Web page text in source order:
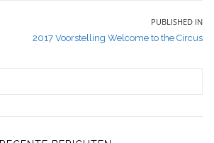
PUBLISHED IN
2017 Voorstelling Welcome to the Circus